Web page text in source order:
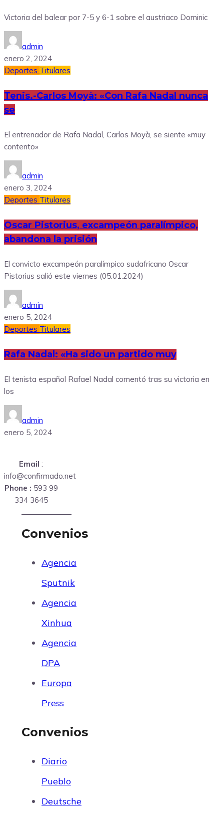
Victoria del balear por 7-5 y 6-1 sobre el austriaco Dominic
admin
enero 2, 2024
Deportes Titulares
Tenis.-Carlos Moyà: «Con Rafa Nadal nunca
se
El entrenador de Rafa Nadal, Carlos Moyà, se siente «muy
contento»
admin
enero 3, 2024
Deportes Titulares
Oscar Pistorius, excampeón paralímpico,
abandona la prisión
El convicto excampeón paralímpico sudafricano Oscar
Pistorius salió este viernes (05.01.2024)
admin
enero 5, 2024
Deportes Titulares
Rafa Nadal: «Ha sido un partido muy
El tenista español Rafael Nadal comentó tras su victoria en
los
admin
enero 5, 2024
Email :
info@confirmado.net
Phone : 593 99
334 3645
Convenios
Agencia
Sputnik
Agencia
Xinhua
Agencia
DPA
Europa
Press
Convenios
Diario
Pueblo
Deutsche